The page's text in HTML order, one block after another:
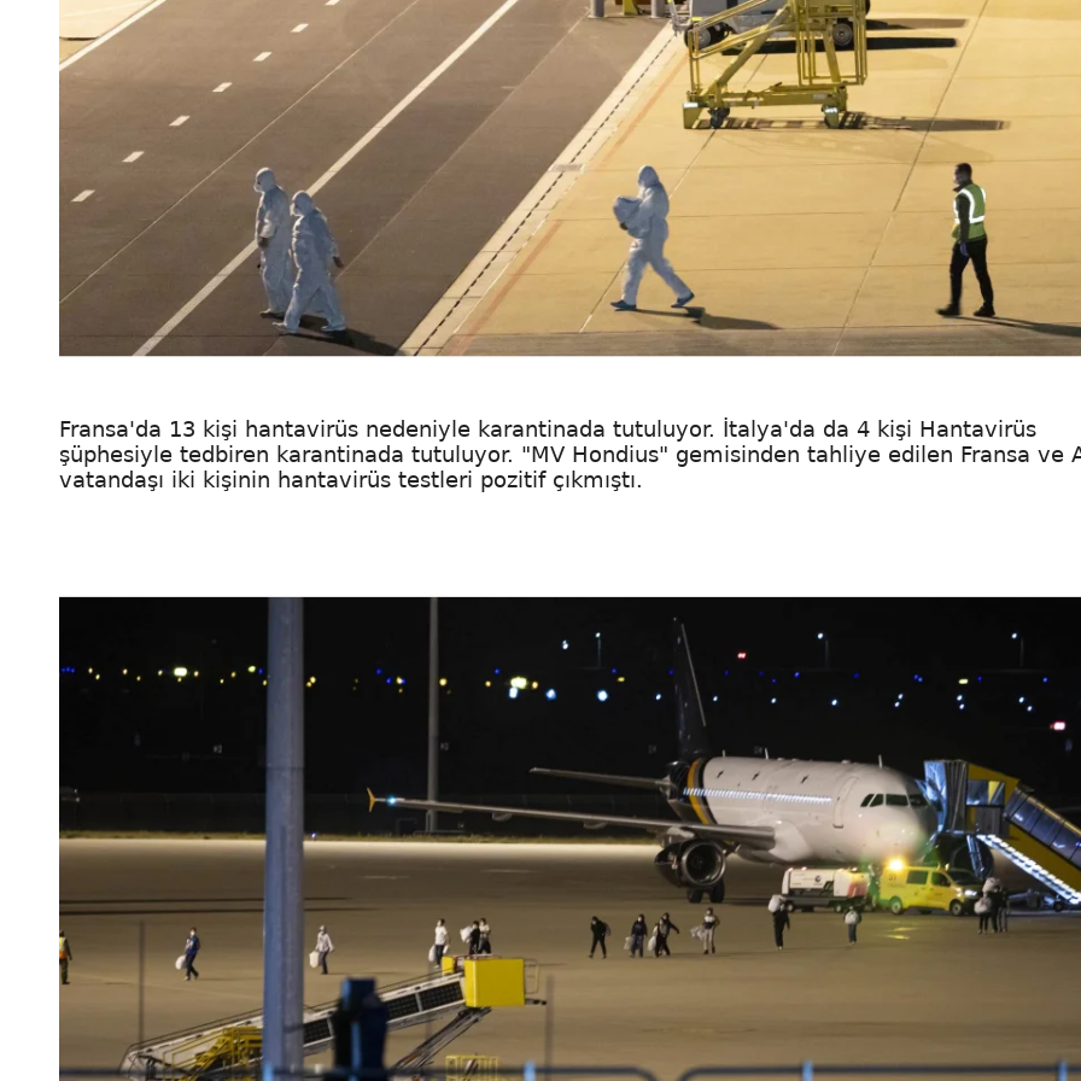
Fransa'da 13 kişi hantavirüs nedeniyle karantinada tutuluyor. İtalya'da da 4 kişi Hantavirüs
şüphesiyle tedbiren karantinada tutuluyor. "MV Hondius" gemisinden tahliye edilen Fransa ve
vatandaşı iki kişinin hantavirüs testleri pozitif çıkmıştı.